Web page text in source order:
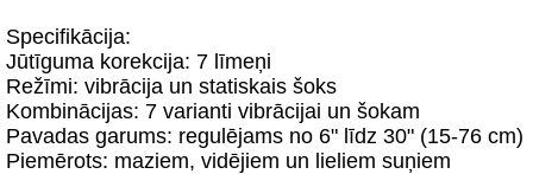
Specifikācija:
Jūtīguma korekcija: 7 līmeņi
Režīmi: vibrācija un statiskais šoks
Kombinācijas: 7 varianti vibrācijai un šokam
Pavadas garums: regulējams no 6" līdz 30" (15-76 cm)
Piemērots: maziem, vidējiem un lieliem suņiem